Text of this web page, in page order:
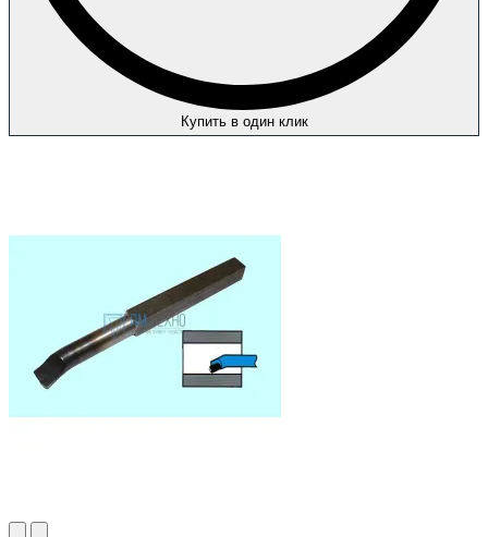
Купить в один клик